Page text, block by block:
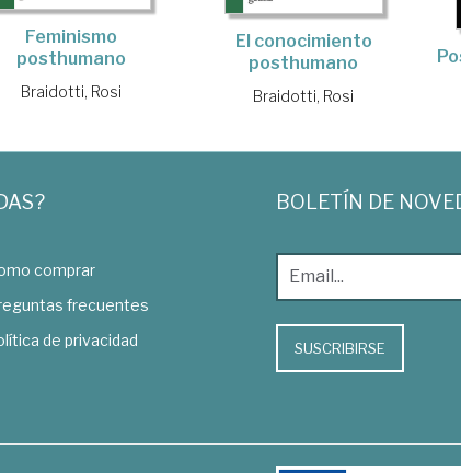
Feminismo
posthumano
Braidotti, Rosi
El conocimiento
posthumano
Braidotti, Rosi
comprar
frecuentes
de privacidad
BOLETÍN DE
SUSCRIBIRSE